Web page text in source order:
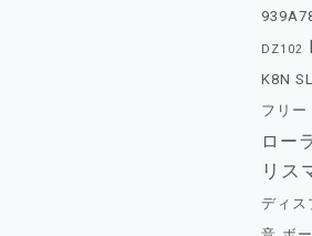
DZ102
K8N
フリー
ロー
リス
ディス